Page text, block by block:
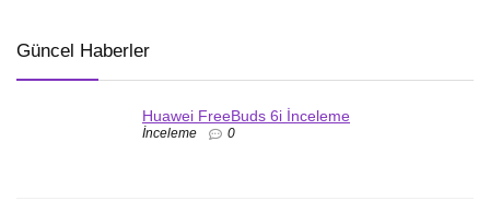
Güncel Haberler
Huawei FreeBuds 6i İnceleme
İnceleme 0